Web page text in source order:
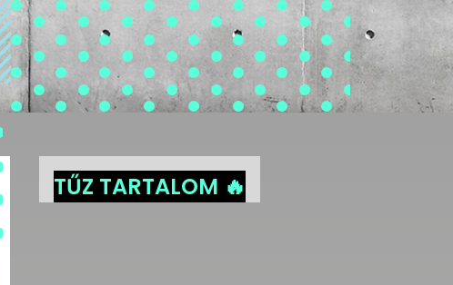
TŰZ TARTALOM 🔥